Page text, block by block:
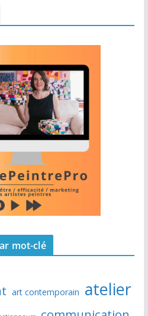
mot-clé
art contemporain atelier